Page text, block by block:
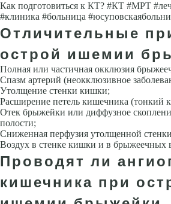
Как подготовиться к КТ? #КТ #МРТ
#клиника #больница
Отличительные
острой ишемии
Полная или частичная окклюзия
Спазм артерий (неокклюзивное
Утолщение стенки кишки;
Расширение петель кишечника (тонкий
Отек брыжейки или диффузное
полости;
Сниженная перфузия утолщенной
Воздух в стенке кишки и в брыжеечных
Проводят ли
кишечника при